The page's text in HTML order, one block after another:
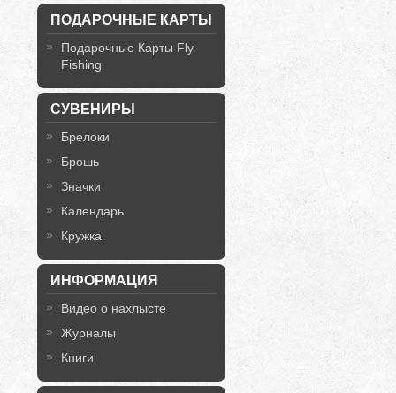
ПОДАРОЧНЫЕ КАРТЫ
Подарочные Карты Fly-
Fishing
СУВЕНИРЫ
Брелоки
Брошь
Значки
Календарь
Кружка
ИНФОРМАЦИЯ
Видео о нахлысте
Журналы
Книги